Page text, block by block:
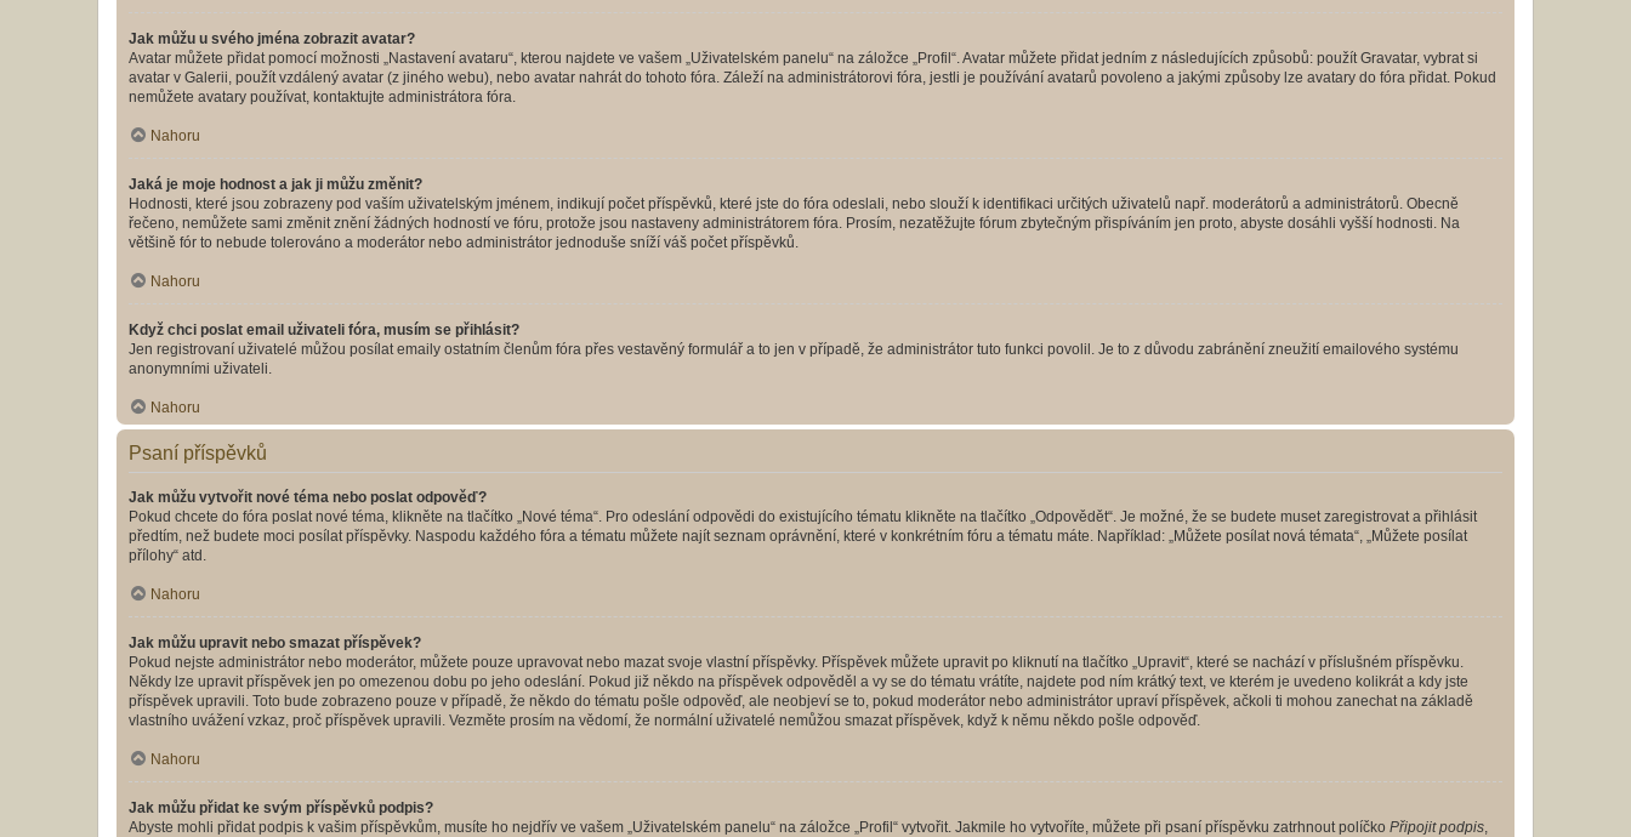
Jak můžu u svého jména zobrazit avatar?
Avatar můžete přidat pomocí možnosti „Nastavení avataru“, kterou najdete ve vašem „Uživatelském panelu“ na záložce „Profil“. Avatar můžete přidat jedním z následujících způsobů: použít Gravatar, vybrat si
avatar v Galerii, použít vzdálený avatar (z jiného webu), nebo avatar nahrát do tohoto fóra. Záleží na administrátorovi fóra, jestli je používání avatarů povoleno a jakými způsoby lze avatary do fóra přidat. Pokud
nemůžete avatary používat, kontaktujte administrátora fóra.
Nahoru
Jaká je moje hodnost a jak ji můžu změnit?
Hodnosti, které jsou zobrazeny pod vaším uživatelským jménem, indikují počet příspěvků, které jste do fóra odeslali, nebo slouží k identifikaci určitých uživatelů např. moderátorů a administrátorů. Obecně
řečeno, nemůžete sami změnit znění žádných hodností ve fóru, protože jsou nastaveny administrátorem fóra. Prosím, nezatěžujte fórum zbytečným přispíváním jen proto, abyste dosáhli vyšší hodnosti. Na
většině fór to nebude tolerováno a moderátor nebo administrátor jednoduše sníží váš počet příspěvků.
Nahoru
Když chci poslat email uživateli fóra, musím se přihlásit?
Jen registrovaní uživatelé můžou posílat emaily ostatním členům fóra přes vestavěný formulář a to jen v případě, že administrátor tuto funkci povolil. Je to z důvodu zabránění zneužití emailového systému
anonymními uživateli.
Nahoru
Psaní příspěvků
Jak můžu vytvořit nové téma nebo poslat odpověď?
Pokud chcete do fóra poslat nové téma, klikněte na tlačítko „Nové téma“. Pro odeslání odpovědi do existujícího tématu klikněte na tlačítko „Odpovědět“. Je možné, že se budete muset zaregistrovat a přihlásit
předtím, než budete moci posílat příspěvky. Naspodu každého fóra a tématu můžete najít seznam oprávnění, které v konkrétním fóru a tématu máte. Například: „Můžete posílat nová témata“, „Můžete posílat
přílohy“ atd.
Nahoru
Jak můžu upravit nebo smazat příspěvek?
Pokud nejste administrátor nebo moderátor, můžete pouze upravovat nebo mazat svoje vlastní příspěvky. Příspěvek můžete upravit po kliknutí na tlačítko „Upravit“, které se nachází v příslušném příspěvku.
Někdy lze upravit příspěvek jen po omezenou dobu po jeho odeslání. Pokud již někdo na příspěvek odpověděl a vy se do tématu vrátíte, najdete pod ním krátký text, ve kterém je uvedeno kolikrát a kdy jste
příspěvek upravili. Toto bude zobrazeno pouze v případě, že někdo do tématu pošle odpověď, ale neobjeví se to, pokud moderátor nebo administrátor upraví příspěvek, ačkoli ti mohou zanechat na základě
vlastního uvážení vzkaz, proč příspěvek upravili. Vezměte prosím na vědomí, že normální uživatelé nemůžou smazat příspěvek, když k němu někdo pošle odpověď.
Nahoru
Jak můžu přidat ke svým příspěvků podpis?
Abyste mohli přidat podpis k vašim příspěvkům, musíte ho nejdřív ve vašem „Uživatelském panelu“ na záložce „Profil“ vytvořit. Jakmile ho vytvoříte, můžete při psaní příspěvku zatrhnout políčko Připojit podpis,